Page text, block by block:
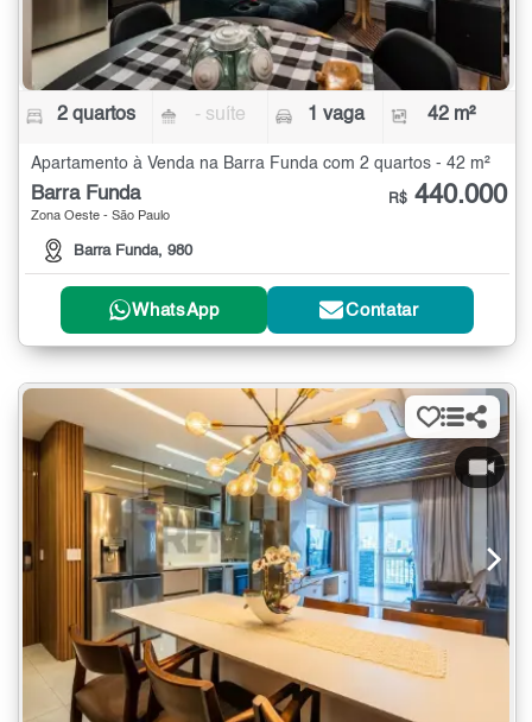
2 quartos - suíte 1 vaga 42 m²
Apartamento à Venda na Barra Funda com 2 quartos - 42 m²
Barra Funda
Zona Oeste - São Paulo
Barra Funda, 980
R$ 440.000
WhatsApp Contatar